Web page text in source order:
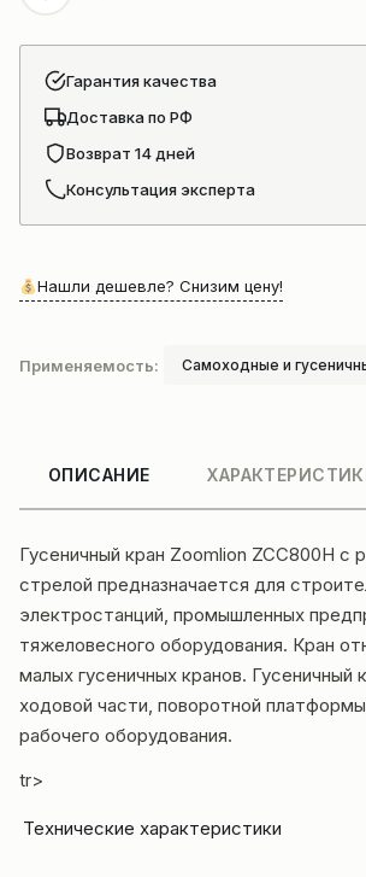
Гарантия качества
Доставка по РФ
Возврат 14 дней
Консультация эксперта
Нашли дешевле? Снизим цену!
Применяемость: Самоходные и
ОПИСАНИЕ
Гусеничный кран Zoomlion ZCC800H с
стрелой предназначается для
электростанций, промышленных
тяжеловесного оборудования. Кран
малых гусеничных кранов. Гусеничный
ходовой части, поворотной
рабочего оборудования.
tr>
Технические характеристики